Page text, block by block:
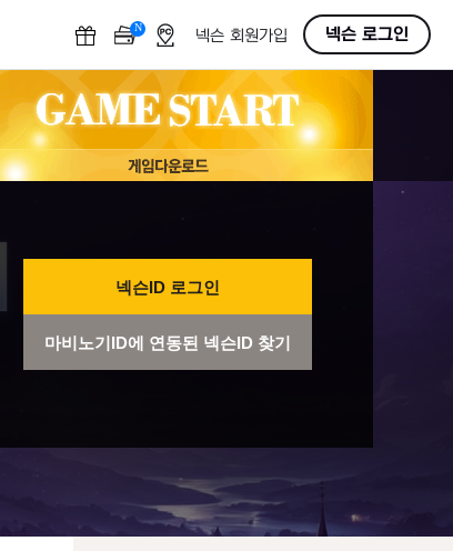
N OFF넥슨 회원가입 넥슨 로그인
넥슨ID 로그인
마비노기ID에 연동된 넥슨ID 찾기